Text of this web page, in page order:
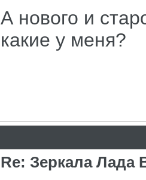
А нового и
какие у меня?
Re: Зеркала Лада